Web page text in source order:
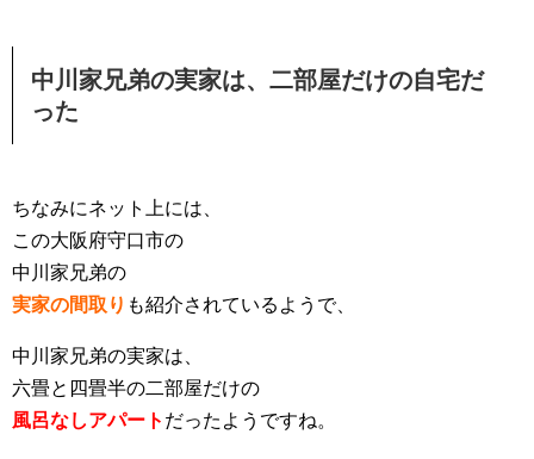
中川家兄弟の実家は、二部屋だけの自宅だ
った
ちなみにネット上には、
この大阪府守口市の
中川家兄弟の
実家の間取り も紹介されているようで、
中川家兄弟の実家は、
六畳と四畳半の二部屋だけの
風呂なしアパート だったようですね。